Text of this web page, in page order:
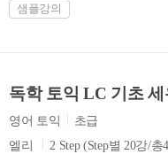
샘플강의
독학 토익 LC 기초 세
영어 토익
초급
엘리
2 Step (Step별 20강/총